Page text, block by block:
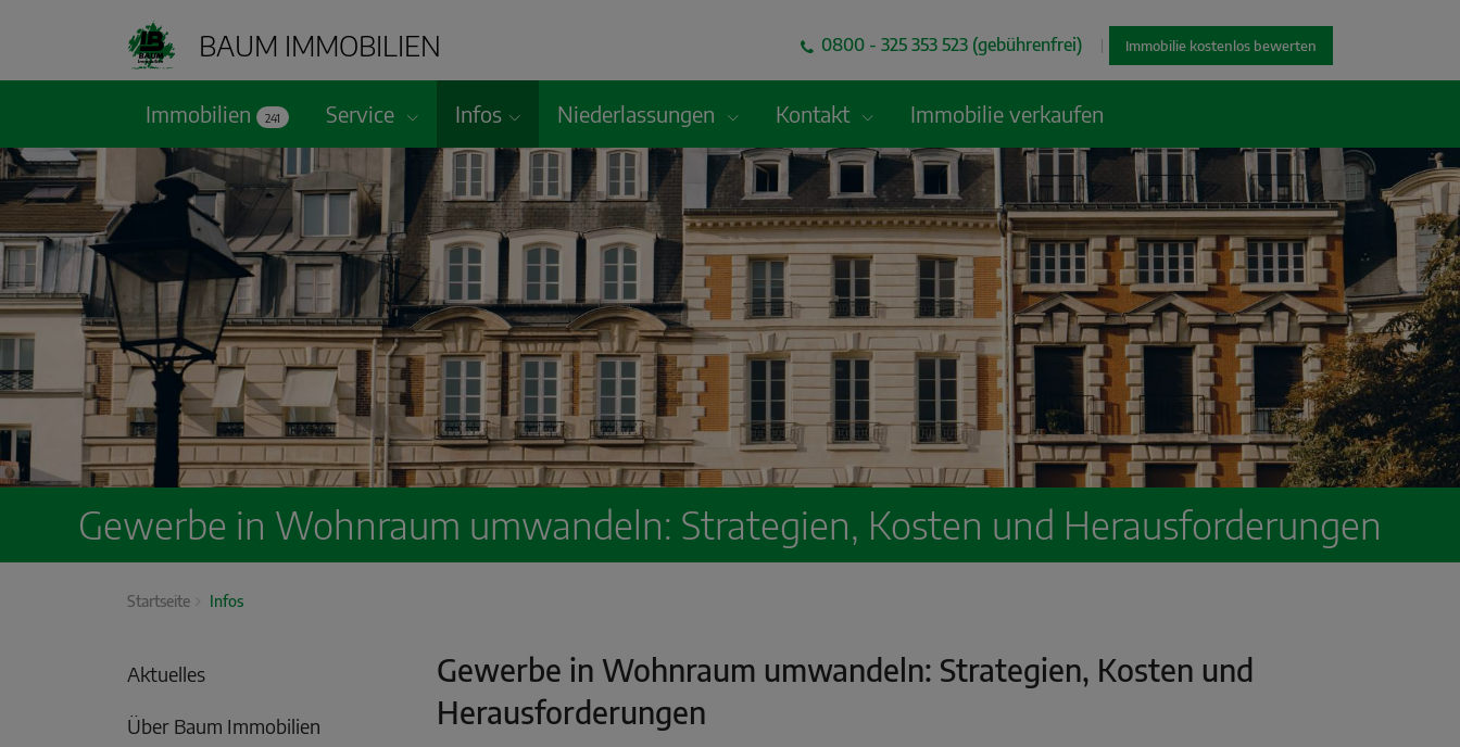
BAUM IMMOBILIEN 0800 - 325 353 523 (gebührenfrei) | Immobilie kostenlos bewerten
Immobilien 241 Service Infos Niederlassungen Kontakt Immobilie verkaufen
Gewerbe in Wohnraum umwandeln: Strategien, Kosten und Herausforderungen
Startseite Infos
Aktuelles
Über Baum Immobilien
Gewerbe in Wohnraum umwandeln: Strategien, Kosten und
Herausforderungen